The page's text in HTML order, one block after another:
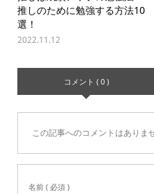
推しのために勉強する方法10
選！
2022.11.12
コメント ( 0 )
この記事へのコメントはありま
名前 ( 必須 )